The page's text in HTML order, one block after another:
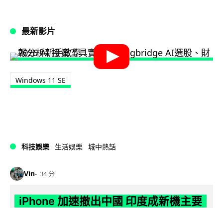
最新影片
Windows 11 SE
科技娛樂 生活娛樂 城中熱話
Vin 34 分
iPhone 加速撤出中國 印度成新機主要